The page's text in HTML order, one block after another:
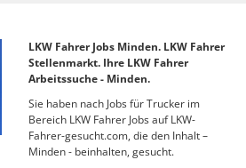
LKW Fahrer Jobs Minden. LKW Fahrer
Stellenmarkt. Ihre LKW Fahrer
Arbeitssuche - Minden.
Sie haben nach Jobs für Trucker im
Bereich LKW Fahrer Jobs auf LKW-
Fahrer-gesucht.com, die den Inhalt –
Minden - beinhalten, gesucht.